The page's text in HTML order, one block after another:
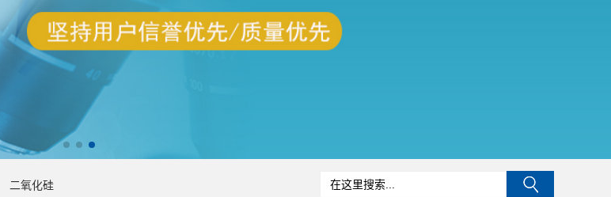
二氧化硅